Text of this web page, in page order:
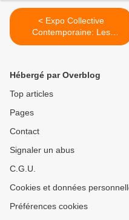
< Expo Collective
Contemporaine: Les
paradoxes de Zénon
Hébergé par Overblog
Top articles
Pages
Contact
Signaler un abus
C.G.U.
Cookies et données
Préférences cookies